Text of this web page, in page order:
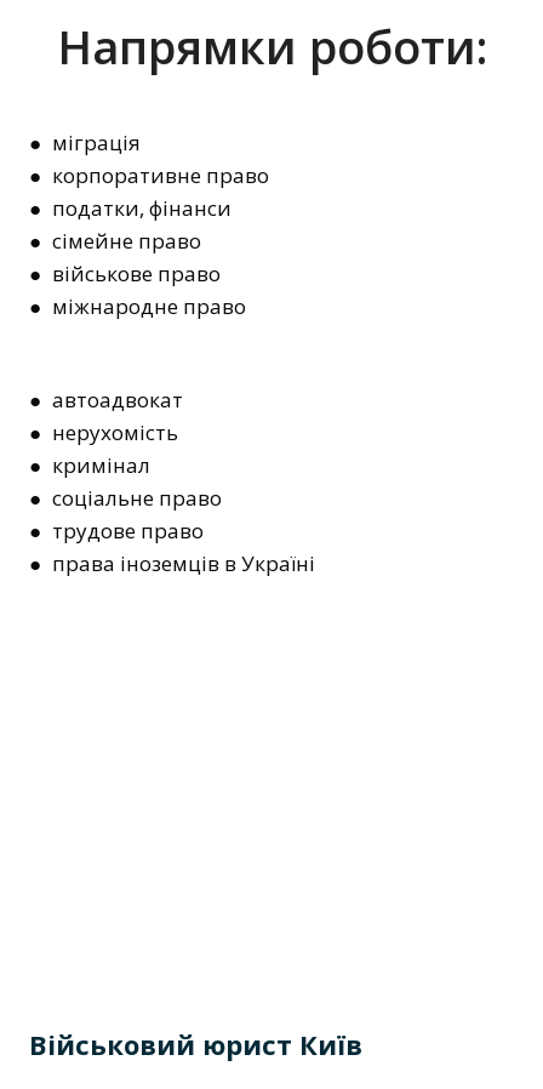
Напрямки роботи:
● міграція
● корпоративне право
● податки, фінанси
● сімейне право
● військове право
● міжнародне право
● автоадвокат
● нерухомість
● кримінал
● соціальне право
● трудове право
● права іноземців в Україні
Військовий юрист Київ